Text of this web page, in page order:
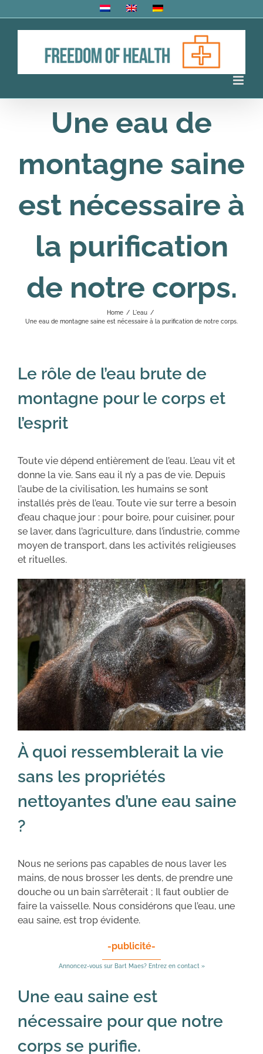
to
Une eau de
montagne saine
est nécessaire à
la purification
de notre corps.
Home / L'eau /
Une eau de montagne saine est nécessaire à la purification de notre corps.
Le rôle de l’eau brute de
montagne pour le corps et
l’esprit
Toute vie dépend entièrement de l’eau. L’eau vit et
donne la vie. Sans eau il n’y a pas de vie. Depuis
l’aube de la civilisation, les humains se sont
installés près de l’eau. Toute vie sur terre a besoin
d’eau chaque jour : pour boire, pour cuisiner, pour
se laver, dans l’agriculture, dans l’industrie, comme
moyen de transport, dans les activités religieuses
et rituelles.
À quoi ressemblerait la vie
sans les propriétés
nettoyantes d’une eau saine
?
Nous ne serions pas capables de nous laver les
mains, de nous brosser les dents, de prendre une
douche ou un bain s’arrêterait ; Il faut oublier de
faire la vaisselle. Nous considérons que l’eau, une
eau saine, est trop évidente.
-publicité-
Annoncez-vous sur Bart Maes? Entrez en contact »
Une eau saine est
nécessaire pour que notre
corps se purifie.